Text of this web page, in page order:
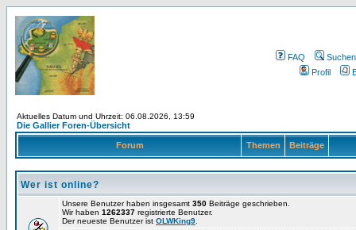
FAQ
Suchen
Profil
Aktuelles Datum und Uhrzeit: 06.08.2026, 13:59
Die Gallier Foren-Übersicht
Forum Themen Beiträge
Wer ist online?
Unsere Benutzer haben insgesamt 350 Beiträge geschrieben.
Wir haben 1262337 registrierte Benutzer.
Der neueste Benutzer ist OLWKing9